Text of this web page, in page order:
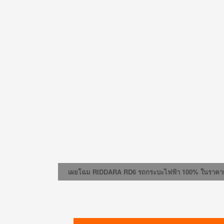
เผยโฉม RIDDARA RD6 รถกระบะไฟฟ้า 100% ในราค